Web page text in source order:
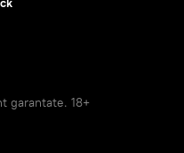
garantate. 18+